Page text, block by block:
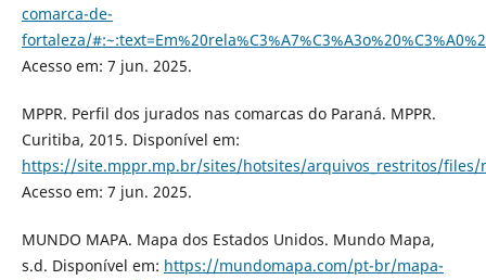
comarca-de-
fortaleza/
Acesso em: 7 jun. 2025.
MPPR. Perfil dos jurados nas comarcas do Paraná. MPPR.
Curitiba, 2015. Disponível em:
https://site.mppr.mp.br/sites/hotsites/arquivos_restritos/files/
Acesso em: 7 jun. 2025.
MUNDO MAPA. Mapa dos Estados Unidos. Mundo Mapa,
s.d. Disponível em: https://mundomapa.com/pt-br/mapa-